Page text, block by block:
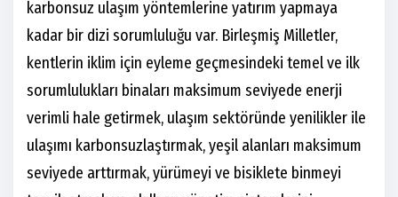
karbonsuz ulaşım yöntemlerine yatırım yapmaya
kadar bir dizi sorumluluğu var. Birleşmiş Milletler,
kentlerin iklim için eyleme geçmesindeki temel ve ilk
sorumlulukları binaları maksimum seviyede enerji
verimli hale getirmek, ulaşım sektöründe yenilikler ile
ulaşımı karbonsuzlaştırmak, yeşil alanları maksimum
seviyede arttırmak, yürümeyi ve bisiklete binmeyi